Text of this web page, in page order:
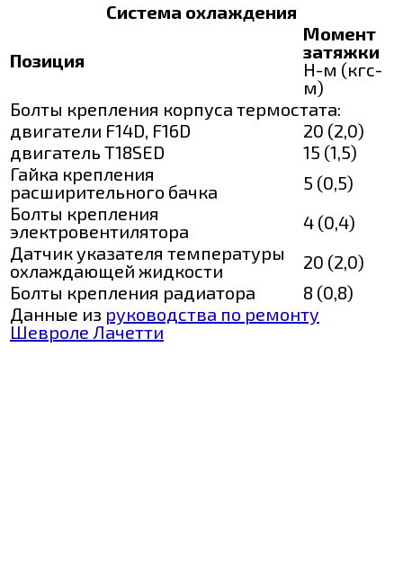
Система охлаждения
Позиция
Момент
затяжки
Н-м (кгс-
м)
Болты крепления корпуса термостата:
двигатели F14D, F16D
20 (2,0)
двигатель Т18SED
15 (1,5)
Гайка крепления
расширительного бачка
5 (0,5)
Болты крепления
электровентилятора
4 (0,4)
Датчик указателя температуры
охлаждающей жидкости
20 (2,0)
Болты крепления радиатора
8 (0,8)
Данные из руководства по ремонту
Шевроле Лачетти